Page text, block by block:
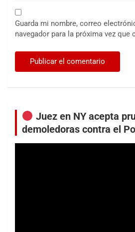
Guarda mi nombre, correo
navegador para la próxima vez que
Juez en NY acepta
demoledoras contra el